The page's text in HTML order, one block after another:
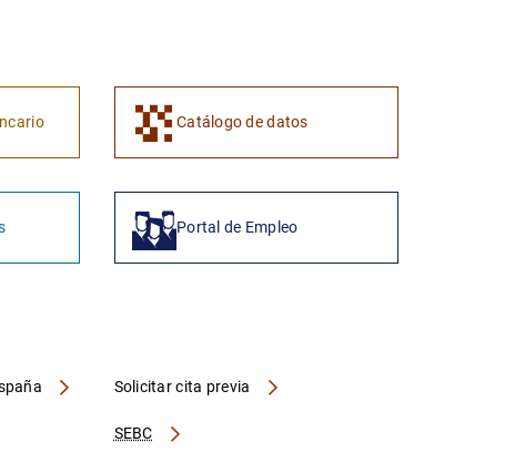
Catálogo de datos
Portal de Empleo
SEBC
Solicitar cita previa